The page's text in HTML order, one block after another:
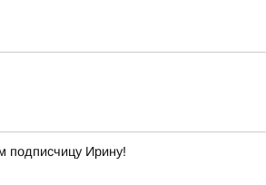
подписчицу Ирину!